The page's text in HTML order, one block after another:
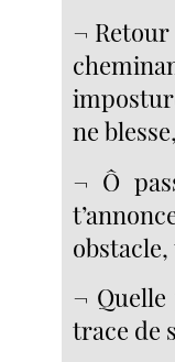
¬ Retour
ne
¬ Ô
¬
trace de